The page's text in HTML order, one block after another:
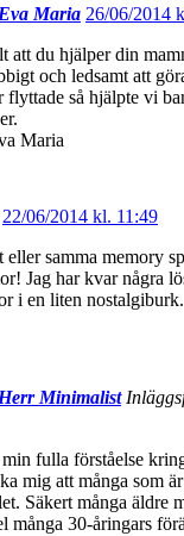
Eva Maria 26/06/2014
att du hjälper din
och ledsamt att
flyttade så hjälpte vi
Maria
22/06/2014 kl. 11:49
samma memory
Jag har kvar några
i en liten nostalgiburk.
Herr Minimalist
fulla förståelse
mig att många som
Säkert många äldre
många 30-åringars